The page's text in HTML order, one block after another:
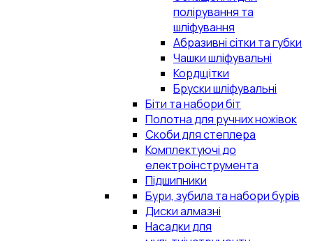
полірування та
шліфування
Абразивні сітки та губки
Чашки шліфувальні
Кордщітки
Бруски шліфувальні
Біти та набори біт
Полотна для ручних ножівок
Скоби для степлера
Комплектуючі до
електроінструмента
Підшипники
Бури, зубила та набори бурів
Диски алмазні
Насадки для